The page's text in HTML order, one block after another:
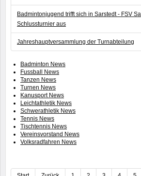
Badmintonjugend trifft sich in Sarstedt - FSV
Schlussturnier aus
Jahreshauptversammlung der Turnabteilung
Badminton News
Fussball News
Tanzen News
Turnen News
Kanusport News
Leichtathletik News
Schwerathletik News
Tennis News
Tischtennis News
Vereinsvorstand News
Volksradfahren News